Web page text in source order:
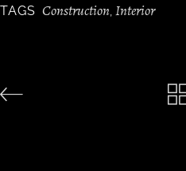
TAGS Construction, Interior